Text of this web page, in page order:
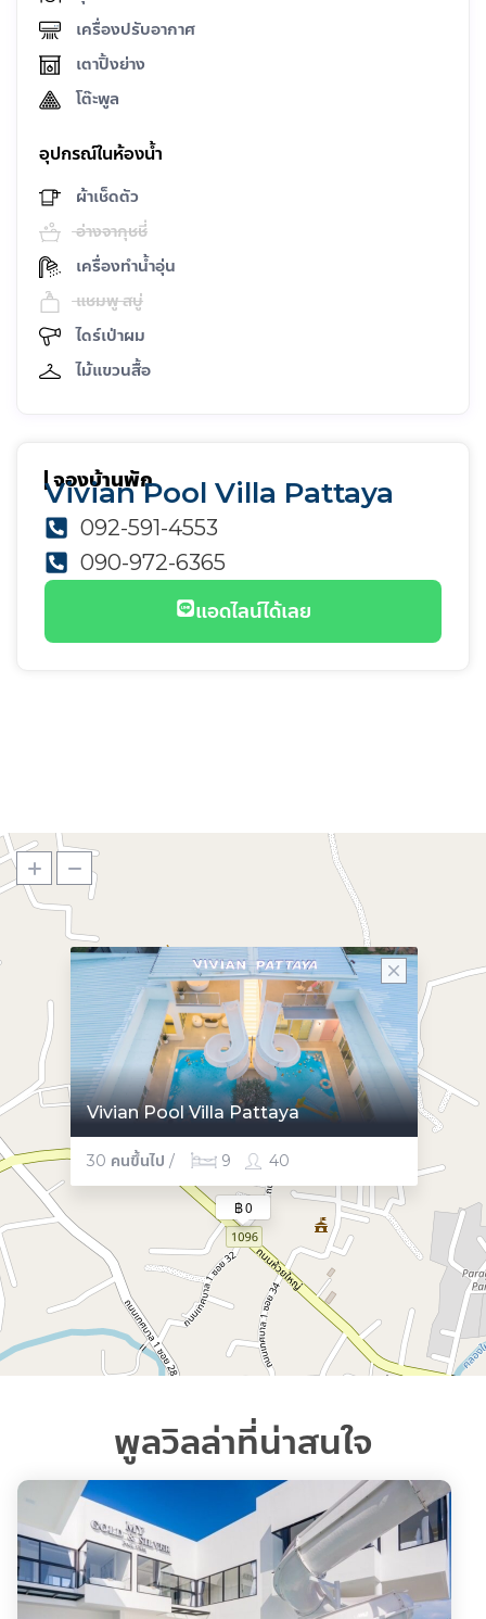
เครื่องปรับอากาศ
เตาปิ้งย่าง
โต๊ะพูล
อุปกรณ์ในห้องน้ำ
ผ้าเช็ดตัว
อ่างจากุชชี่
เครื่องทำน้ำอุ่น
แชมพู สบู่
ไดร์เป่าผม
ไม้แขวนสื้อ
จองบ้านพัก
Vivian Pool Villa Pattaya
092-591-4553
090-972-6365
แอดไลน์ได้เลย
฿ 0
Vivian Pool Villa Pattaya
30 คนขึ้นไป / 40
9
พูลวิลล่าที่น่าสนใจ